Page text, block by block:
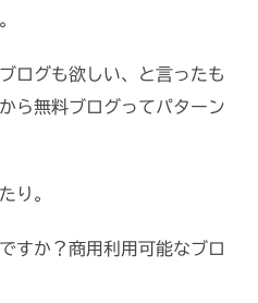
ログも欲しい、と言ったも
ら無料ブログってパターン
り。
すか？商用利用可能なブロ